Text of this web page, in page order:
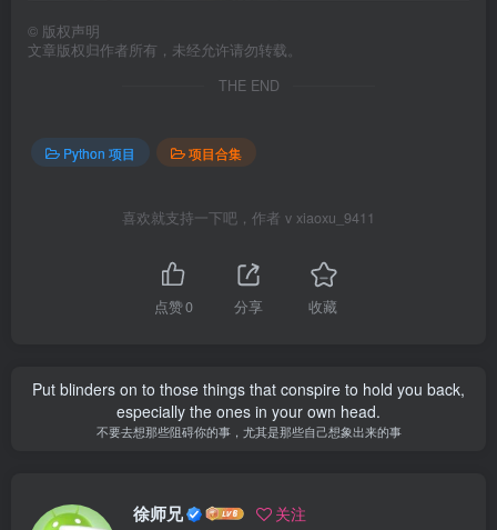
© 版权声明
文章版权归作者所有，未经允许请勿转载。
THE END
Python 项目 项目合集
喜欢就支持一下吧，作者 v xiaoxu_9411
点赞0 分享 收藏
When you procrastinate, you become a slave to yesterday.
拖延会让你成为昨天的奴隶